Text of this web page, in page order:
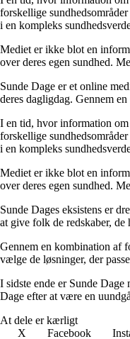
forskellige
i en kompleks
Mediet er ikke blot en
over deres egen sundhed.
Sunde Dage er et online
deres dagligdag. Gennem
I en tid, hvor information om
forskellige
i en kompleks
Mediet er ikke blot en
over deres egen sundhed.
Sunde Dages eksistens er
at give folk de redskaber,
Gennem en kombination af
vælge de løsninger, der
I sidste ende er Sunde
Dage efter at være en
At dele er kærligt
X
Facebook